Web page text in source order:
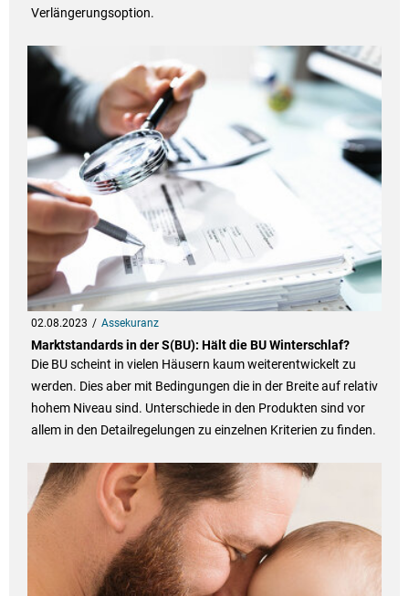
Verlängerungsoption.
02.08.2023 Assekuranz
Marktstandards in der S(BU): Hält die BU Winterschlaf?
Die BU scheint in vielen Häusern kaum weiterentwickelt zu
werden. Dies aber mit Bedingungen die in der Breite auf relativ
hohem Niveau sind. Unterschiede in den Produkten sind vor
allem in den Detailregelungen zu einzelnen Kriterien zu finden.